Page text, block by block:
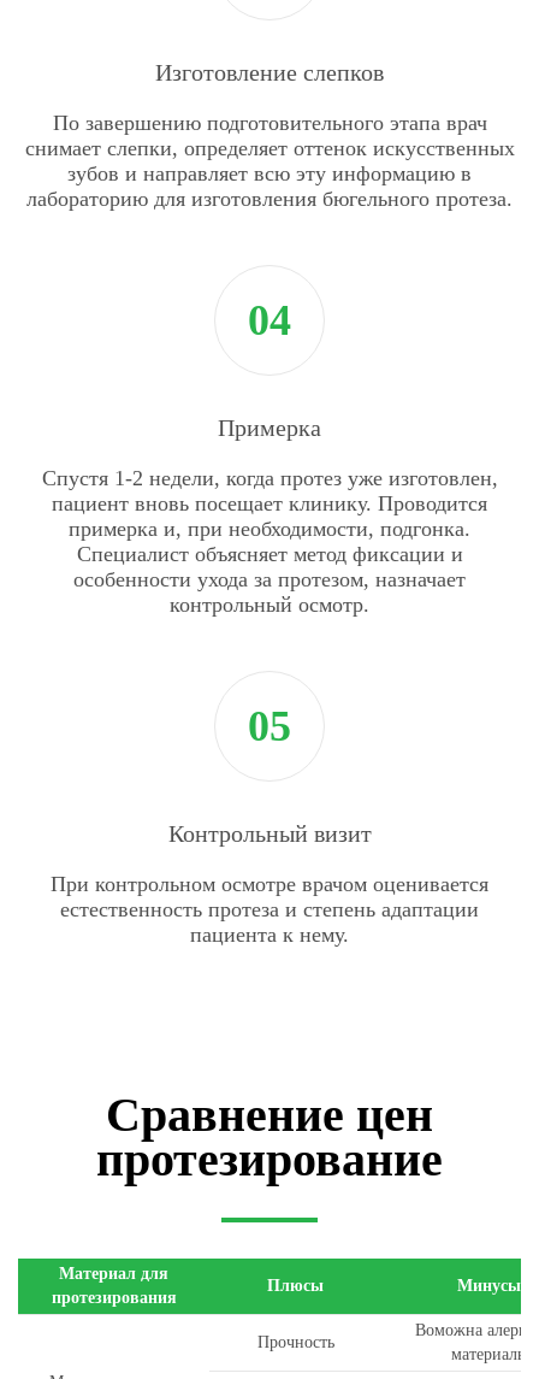
Изготовление слепков
По завершению подготовительного этапа врач
снимает слепки, определяет оттенок искусственных
зубов и направляет всю эту информацию в
лабораторию для изготовления бюгельного протеза.
Примерка
Спустя 1-2 недели, когда протез уже изготовлен,
пациент вновь посещает клинику. Проводится
примерка и, при необходимости, подгонка.
Специалист объясняет метод фиксации и
особенности ухода за протезом, назначает
контрольный осмотр.
Контрольный визит
При контрольном осмотре врачом оценивается
естественность протеза и степень адаптации
пациента к нему.
Сравнение цен
протезирование
Материал для
протезирования
Плюсы Минусы
Прочность
Воможна
материалы